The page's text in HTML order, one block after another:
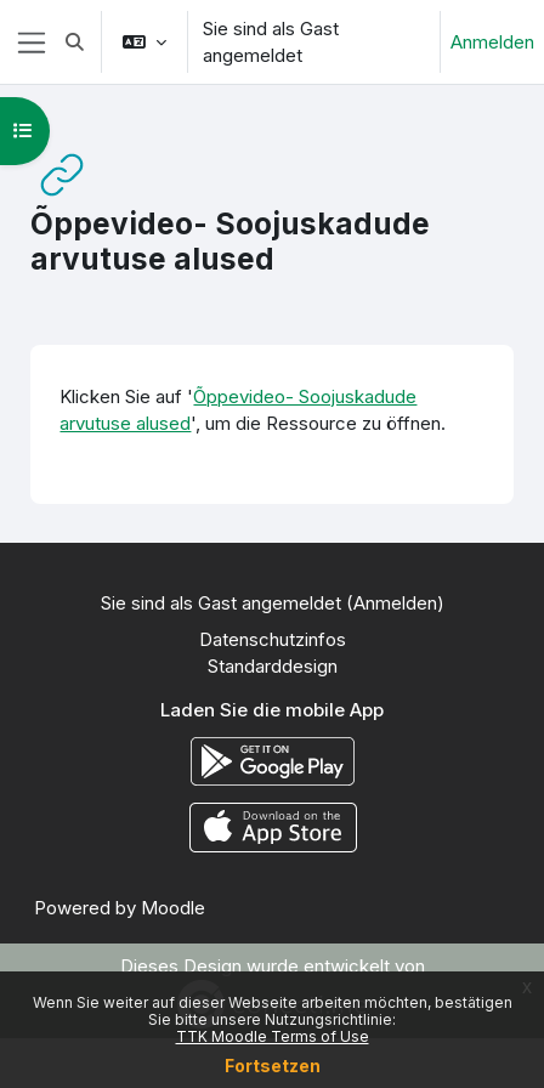
Zum Hauptinhalt
Wenn Sie weiter auf dieser Webseite arbeiten möchten, bestätigen
Sie bitte unsere Nutzungsrichtlinie:
TTK Moodle Terms of Use
Fortsetzen
x
Website-Übersicht
Sucheingabe umschalten
Sie sind als Gast
angemeldet
Anmelden
Õppevideo- Soojuskadude
arvutuse alused
Kursindex öffnen
Klicken Sie auf 'Õppevideo- Soojuskadude
arvutuse alused', um die Ressource zu öffnen.
Sie sind als Gast angemeldet (Anmelden)
Datenschutzinfos
Standarddesign
Laden Sie die mobile App
Powered by Moodle
Dieses Design wurde entwickelt von